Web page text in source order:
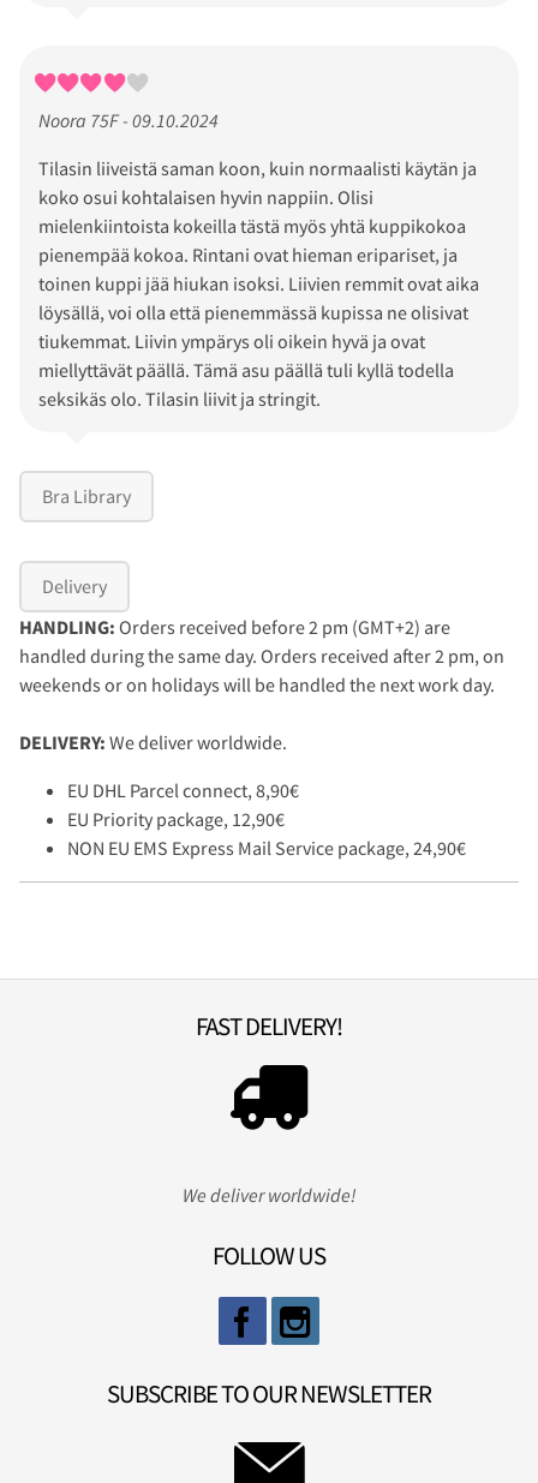
Noora 75F - 09.10.2024
Tilasin liiveistä saman koon, kuin normaalisti käytän ja
koko osui kohtalaisen hyvin nappiin. Olisi
mielenkiintoista kokeilla tästä myös yhtä kuppikokoa
pienempää kokoa. Rintani ovat hieman eripariset, ja
toinen kuppi jää hiukan isoksi. Liivien remmit ovat aika
löysällä, voi olla että pienemmässä kupissa ne olisivat
tiukemmat. Liivin ympärys oli oikein hyvä ja ovat
miellyttävät päällä. Tämä asu päällä tuli kyllä todella
seksikäs olo. Tilasin liivit ja stringit.
Bra Library
Delivery
HANDLING: Orders received before 2 pm (GMT+2) are
handled during the same day. Orders received after 2 pm, on
weekends or on holidays will be handled the next work day.
DELIVERY: We deliver worldwide.
EU DHL Parcel connect, 8,90€
EU Priority package, 12,90€
NON EU EMS Express Mail Service package, 24,90€
FAST DELIVERY!
We deliver worldwide!
FOLLOW US
SUBSCRIBE TO OUR NEWSLETTER